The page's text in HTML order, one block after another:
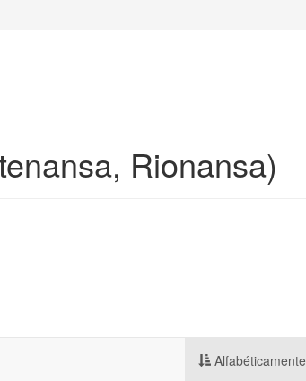
Rionansa)
Alfabéticamente